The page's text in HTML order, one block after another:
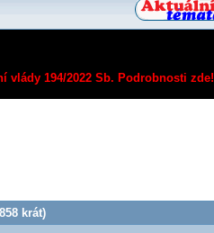
vlády 194/2022 Sb. Podrobnosti zde!
krát)